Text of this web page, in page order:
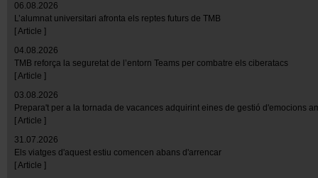
06.08.2026
L’alumnat universitari afronta els reptes futurs de TMB
[ Article ]
04.08.2026
TMB reforça la seguretat de l’entorn Teams per combatre els ciberatacs
[ Article ]
03.08.2026
Prepara't per a la tornada de vacances adquirint eines de gestió d'emocions
[ Article ]
31.07.2026
Els viatges d'aquest estiu comencen abans d'arrencar
[ Article ]